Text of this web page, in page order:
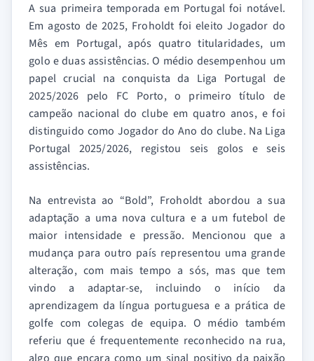
A sua primeira temporada em Portugal foi notável.
Em agosto de 2025, Froholdt foi eleito Jogador do
Mês em Portugal, após quatro titularidades, um
golo e duas assistências. O médio desempenhou um
papel crucial na conquista da Liga Portugal de
2025/2026 pelo FC Porto, o primeiro título de
campeão nacional do clube em quatro anos, e foi
distinguido como Jogador do Ano do clube. Na Liga
Portugal 2025/2026, registou seis golos e seis
assistências.
Na entrevista ao “Bold”, Froholdt abordou a sua
adaptação a uma nova cultura e a um futebol de
maior intensidade e pressão. Mencionou que a
mudança para outro país representou uma grande
alteração, com mais tempo a sós, mas que tem
vindo a adaptar-se, incluindo o início da
aprendizagem da língua portuguesa e a prática de
golfe com colegas de equipa. O médio também
referiu que é frequentemente reconhecido na rua,